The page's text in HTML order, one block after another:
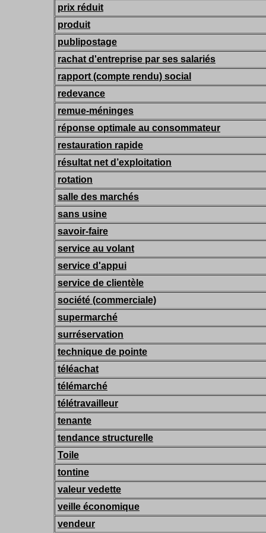
prix réduit
produit
publipostage
rachat d'entreprise par ses salariés
rapport (compte rendu) social
redevance
remue-méninges
réponse optimale au consommateur
restauration rapide
résultat net d’exploitation
rotation
salle des marchés
sans usine
savoir-faire
service au volant
service d'appui
service de clientèle
société (commerciale)
supermarché
surréservation
technique de pointe
téléachat
télémarché
télétravailleur
tenante
tendance structurelle
Toile
tontine
valeur vedette
veille économique
vendeur